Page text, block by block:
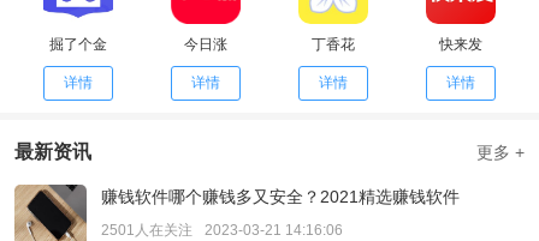
掘了个金
详情
今日涨
详情
丁香花
详情
快来发
详情
最新资讯 更多 +
赚钱软件哪个赚钱多又安全？2021精选赚钱软件
2501人在关注 2023-03-21 14:16:06